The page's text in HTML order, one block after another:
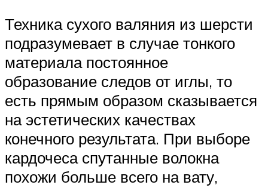
Техника сухого валяния из шерсти
подразумевает в случае тонкого
материала постоянное
образование следов от иглы, то
есть прямым образом сказывается
на эстетических качествах
конечного результата. При выборе
кардочеса спутанные волокна
похожи больше всего на вату,